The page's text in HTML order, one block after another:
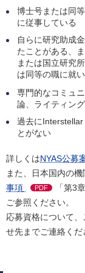
博士号または同
に従事している
自らに研究助成
たことがある、
または国立研究
は同等の職に就
専門的なコミュ
論、ライティン
過去にInterstellar
とがない
詳しくはNYAS公募
また、日本国内の
事項
PDF
「第3
ご参照ください。
応募資格について
せ先までご連絡くだ